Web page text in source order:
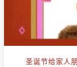
圣诞节给家人